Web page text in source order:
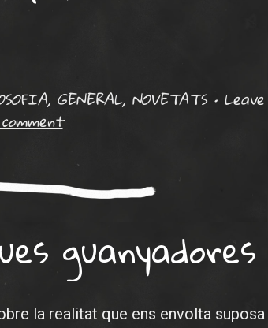
,GENERAL,NOVETATS •Leave
guanyadores
la realitat que ens envolta suposa